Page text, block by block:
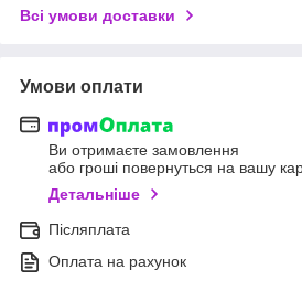
Всі умови доставки
Умови оплати
Ви отримаєте замовлення
або гроші повернуться на вашу
Детальніше
Післяплата
Оплата на рахунок